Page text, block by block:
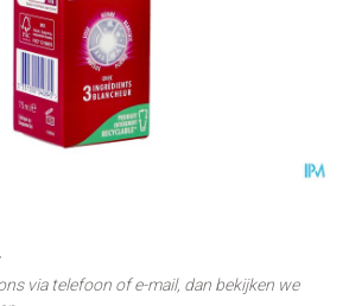
via telefoon of e-mail, dan bekijken we